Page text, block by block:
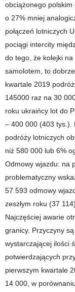
obciążonego polskim
o 27% mniej
połączeń lotniczych
pociągi intercity
do tego, że kolejki na
samolotem, to
kwartale 2019
145000 raz na 30
roku ukraińcy lot do
– 400 000 (403 tys.).
podróży lotniczych
niż 580 000 lub 6%
Odmowy wjazdu: na
problematyczny
57 593 odmowy
zeszłym roku (37
Najczęściej awarie
granicy. Przyczyny
wystarczającej ilości
potwierdzających
pierwszym kwartale
14 000, w